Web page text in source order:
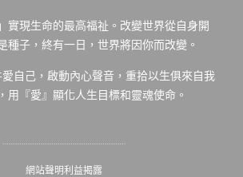
」實現生命的最高福祉。改變世界從自身開
種子，終有一日，世界將因你而改變。
自己，啟動內心聲音，重拾以生俱來自我
用『愛』顯化人生目標和靈魂使命。
………………………………………………….
網站聲明利益揭露